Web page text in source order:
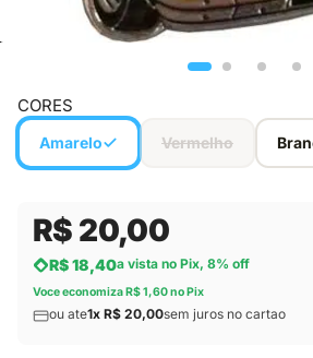
R$ 20,00
R$ 18,40a vista no Pix, 8% off
Voce economiza R$ 1,60 no Pix
ou ate1x R$ 20,00sem juros no cartao
CORES
Amarelo Vermelho